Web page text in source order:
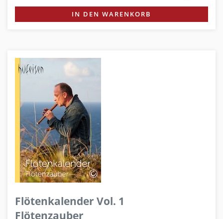
IN DEN WARENKORB
Flötenkalender Vol. 1
Flötenzauber